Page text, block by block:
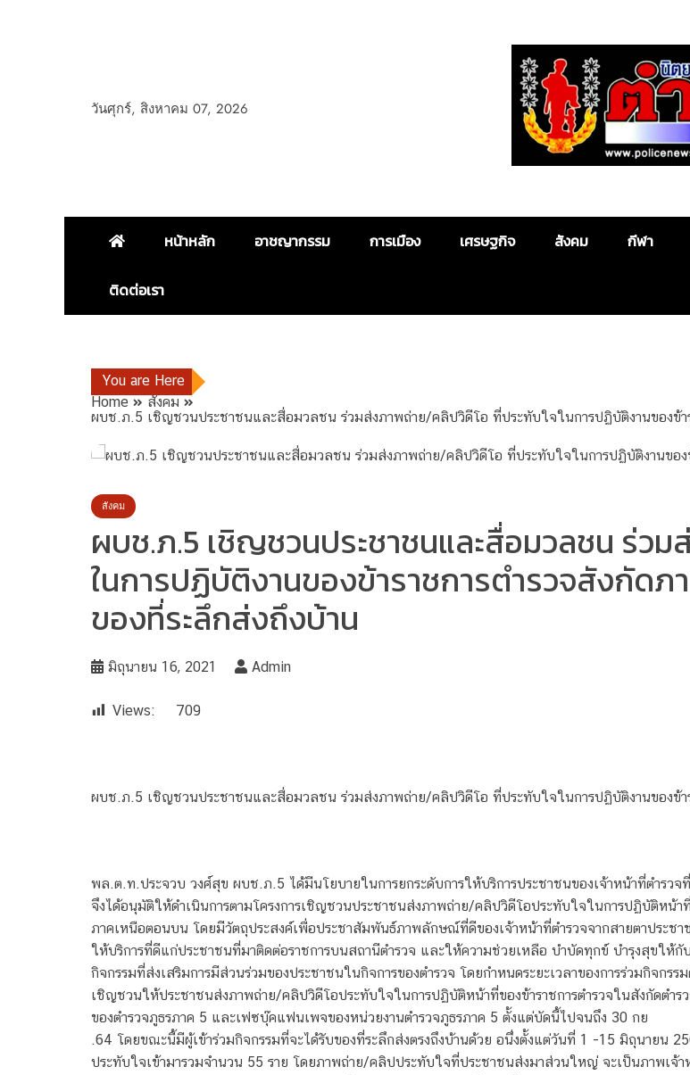
วันศุกร์, สิงหาคม 07, 2026
Police
หน้าหลัก อาชญากรรม การเมือง เศรษฐกิจ สังคม กีฬา
ติดต่อเรา
You are Here
Home
สังคม
ผบช.ภ.5 เชิญชวนประชาชนและสื่อมวลชน ร่วมส่งภาพถ่าย/คลิปวิดีโอ ที่ประทับใจในการปฏิบัติงานของข้า
สังคม
ผบช.ภ.5 เชิญชวนประชาชนและสื่อมวลชน ร่ว
ในการปฏิบัติงานของข้าราชการตำรวจสังกัดภ
ของที่ระลึกส่งถึงบ้าน
มิถุนายน 16, 2021 Admin
Views: 709
ผบช.ภ.5 เชิญชวนประชาชนและสื่อมวลชน ร่วมส่งภาพถ่าย/คลิปวิดีโอ ที่ประทับใจในการปฏิบัติงานของข้า
พล.ต.ท.ประจวบ วงศ์สุข ผบช.ภ.5 ได้มีนโยบายในการยกระดับการให้บริการประชาชนของเจ้าหน้าที่ตำร
จึงได้อนุมัติให้ดำเนินการตามโครงการเชิญชวนประชาชนส่งภาพถ่าย/คลิปวิดีโอประทับใจในการปฏิบัติหน้
ภาคเหนือตอนบน โดยมีวัตถุประสงค์เพื่อประชาสัมพันธ์ภาพลักษณ์ที่ดีของเจ้าหน้าที่ตำรวจจากสายตาประ
ให้บริการที่ดีแก่ประชาชนที่มาติดต่อราชการบนสถานีตำรวจ และให้ความช่วยเหลือ บำบัดทุกข์ บำรุงสุขใ
กิจกรรมที่ส่งเสริมการมีส่วนร่วมของประชาชนในกิจการของตำรวจ โดยกำหนดระยะเวลาของการร่วมกิจ
เชิญชวนให้ประชาชนส่งภาพถ่าย/คลิปวิดีโอประทับใจในการปฏิบัติหน้าที่ของข้าราชการตำรวจในสังกัดตำ
ของตำรวจภูธรภาค 5 และเฟซบุ๊คแฟนเพจของหน่วยงานตำรวจภูธรภาค 5 ตั้งแต่บัดนี้ไปจนถึง 30 กย
.64 โดยขณะนี้มีผู้เข้าร่วมกิจกรรมที่จะได้รับของที่ระลึกส่งตรงถึงบ้านด้วย อนึ่งตั้งแต่วันที่ 1 -15 มิถุนายน
ประทับใจเข้ามารวมจำนวน 55 ราย โดยภาพถ่าย/คลิปประทับใจที่ประชาชนส่งมาส่วนใหญ่ จะเป็นภาพเจ้